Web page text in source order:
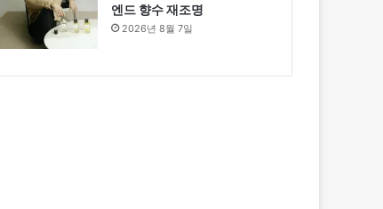
엔드 향수 재조명
2026년 8월 7일